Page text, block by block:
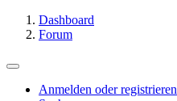
Dashboard
Forum
Anmelden oder registrieren